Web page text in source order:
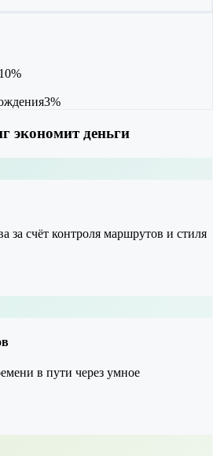
10%
3%
экономит деньги
за счёт контроля маршрутов и стиля
в пути через умное